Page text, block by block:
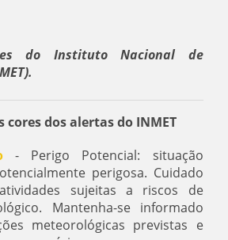
do Instituto Nacional de
cores dos alertas do INMET
- Perigo Potencial: situação
perigosa. Cuidado
sujeitas a riscos de
Mantenha-se informado
meteorológicas previstas e